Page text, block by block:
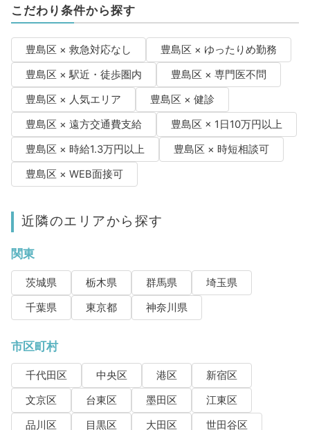
こだわり条件から探す
豊島区 × 救急対応なし
豊島区 × ゆったりめ勤務
豊島区 × 駅近・徒歩圏内
豊島区 × 専門医不問
豊島区 × 人気エリア
豊島区 × 健診
豊島区 × 遠方交通費支給
豊島区 × 1日10万円以上
豊島区 × 時給1.3万円以上
豊島区 × 時短相談可
豊島区 × WEB面接可
近隣のエリアから探す
関東
茨城県 栃木県 群馬県
埼玉県
千葉県
東京都 神奈川県
市区町村
千代田区 中央区 港区
新宿区
文京区
台東区 墨田区
江東区
品川区
目黒区 大田区
世田谷区